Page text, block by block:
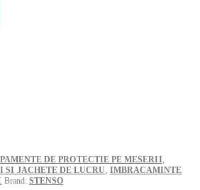
DE PROTECTIE PE MESERII
SI JACHETE DE LUCRU IMBRACAMINTE
Brand:STENSO